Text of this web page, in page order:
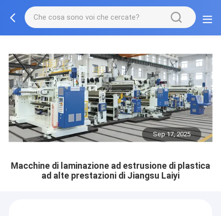
Sep 17, 2025
Macchine di laminazione ad estrusione di plastica
ad alte prestazioni di Jiangsu Laiyi